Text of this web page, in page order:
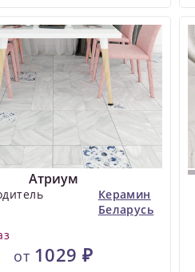
Атриум
Керамин
Беларусь
от 1029 ₽